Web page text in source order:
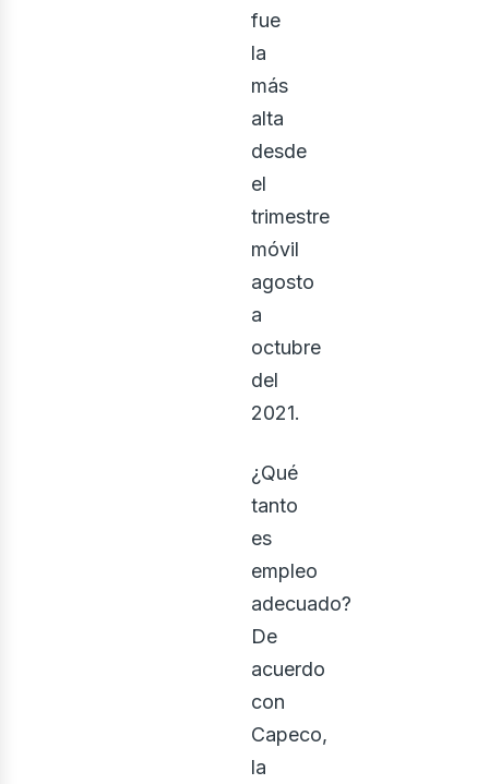
fue
la
más
alta
desde
el
trimestre
móvil
agosto
a
octubre
del
2021.
¿Qué
tanto
es
empleo
adecuado?
De
acuerdo
con
Capeco,
la